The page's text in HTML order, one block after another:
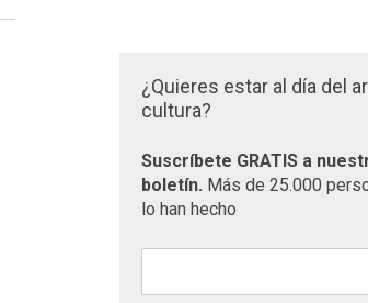
¿Quieres estar al día del
cultura?
Suscríbete GRATIS a
boletín. Más de 25.000
lo han hecho